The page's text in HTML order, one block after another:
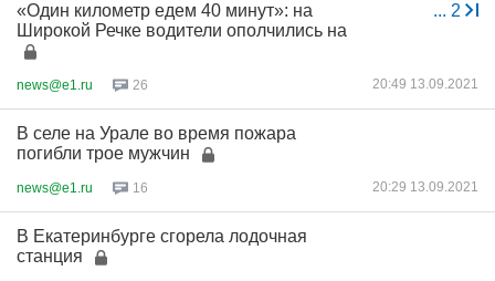
... 2
«Один километр едем 40 минут»: на
Широкой Речке водители ополчились на
news@e1.ru 26 20:49 13.09.2021
В селе на Урале во время пожара
погибли трое мужчин
news@e1.ru 16 20:29 13.09.2021
В Екатеринбурге сгорела лодочная
станция